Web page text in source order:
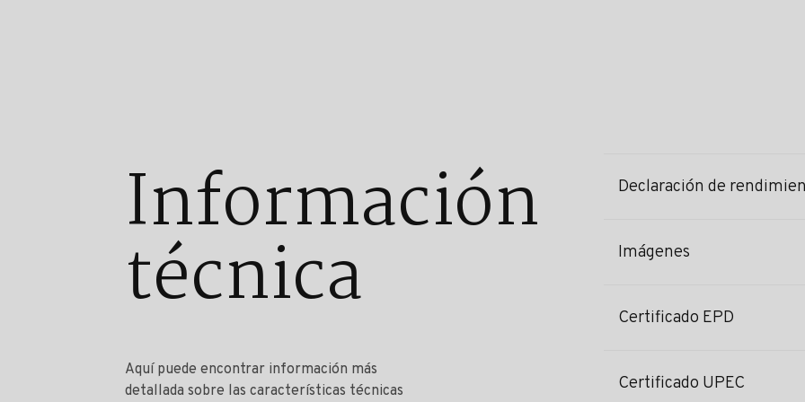
Información
técnica
Aquí puede encontrar información más
detallada sobre las características técnicas
Declaración de
Imágenes
Certificado EPD
Certificado UPEC